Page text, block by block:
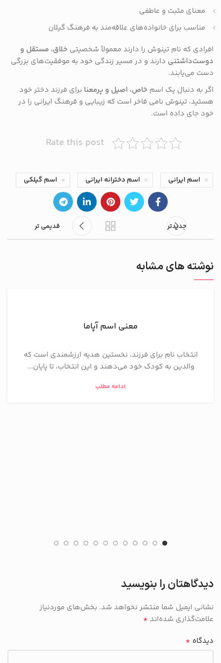
معنای مثبت و عاطفی
مناسب برای خانواده‌های علاقه‌مند به فرهنگ گیلان
افرادی که نام تینوش را دارند معمولاً شخصیتی خلاق، مستقل و
دوست‌داشتنی دارند و در مسیر زندگی خود به موفقیت‌های بزرگی
دست می‌یابند.
اگر به دنبال یک اسم خاص، اصیل و پرمعنا برای فرزند دختر خود
هستید، تینوش نامی فاخر است که زیبایی و فرهنگ ایرانی را در
خود جای داده است.
Rate this post
اسم ایرانی اسم دخترانه ایرانی اسم گیلکی
جدیدتر قدیمی تر
نوشته های مشابه
معنی اسم آپاما
انتخاب نام برای فرزند، نخستین هدیه ارزشمندی است که
والدین به کودک خود می‌دهند و این انتخاب، تا پایان...
ادامه مطلب
دیدگاهتان را بنویسید
نشانی ایمیل شما منتشر نخواهد شد. بخش‌های موردنیاز
علامت‌گذاری شده‌اند *
دیدگاه *